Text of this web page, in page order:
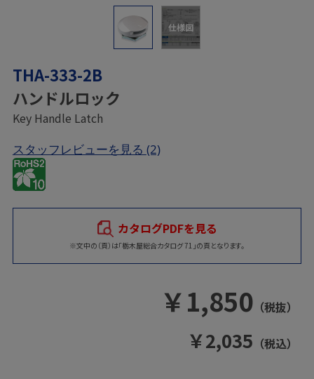
仕様図
THA-333-2B
ハンドルロック
Key Handle Latch
スタッフレビューを見る (2)
カタログPDFを見る
※文中の（頁）は「栃木屋総合カタログ 71」の頁となります。
￥1,850 （税抜）
￥2,035 （税込）